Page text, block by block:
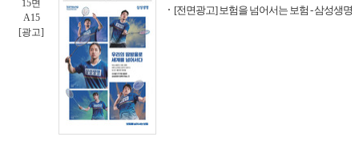
15면
A15
[광고]
[전면광고] 보험을 넘어서는 보험 - 삼성생명